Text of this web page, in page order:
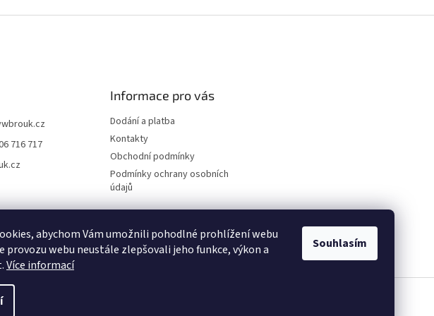
abychom Vám umožnili pohodlné prohlížení webu
provozu webu neustále zlepšovali jeho funkce, výkon a
Více informací
Souhlasím
716 717
Informace pro vás
Dodání a platba
Kontakty
Obchodní podmínky
Podmínky ochrany osobních
údajů